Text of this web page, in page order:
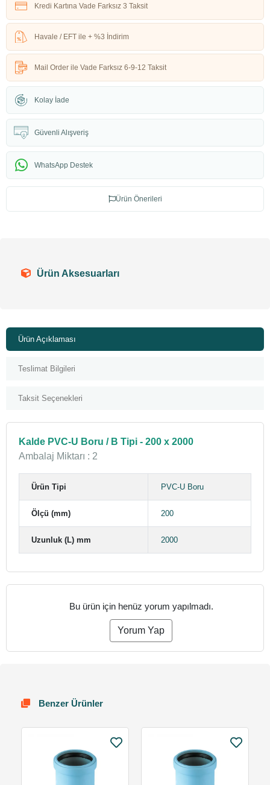
Kredi Kartına Vade Farksız 3 Taksit
Havale / EFT ile + %3 İndirim
Mail Order ile Vade Farksız 6-9-12 Taksit
Kolay İade
Güvenli Alışveriş
WhatsApp Destek
Ürün Önerileri
Ürün Aksesuarları
Ürün Açıklaması
Teslimat Bilgileri
Taksit Seçenekleri
Kalde PVC-U Boru / B Tipi - 200 x 2000
Ambalaj Miktarı : 2
Ürün Tipi PVC-U Boru
Ölçü (mm) 200
Uzunluk (L) mm 2000
Bu ürün için henüz yorum yapılmadı.
Yorum Yap
Benzer Ürünler